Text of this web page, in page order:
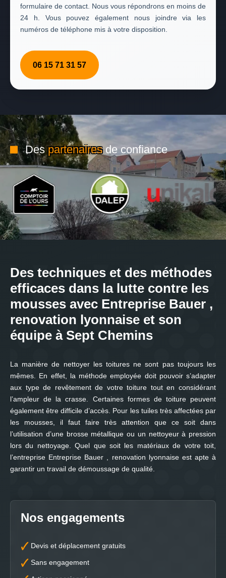
formulaire de contact. Nous vous répondrons en moins de
24 h. Vous pouvez également nous joindre via les
numéros de téléphone mis à votre disposition.
06 15 71 31 57
Despartenairesde confiance
Des techniques et des méthodes
efficaces dans la lutte contre les
mousses avec Entreprise Bauer ,
renovation lyonnaise et son
équipe à Sept Chemins
La manière de nettoyer les toitures ne sont pas toujours les
mêmes. En effet, la méthode employée doit pouvoir s’adapter
aux type de revêtement de votre toiture tout en considérant
l’ampleur de la crasse. Certaines formes de toiture peuvent
également être difficile d’accès. Pour les tuiles très affectées par
les mousses, il faut faire très attention que ce soit dans
l’utilisation d’une brosse métallique ou un nettoyeur à pression
lors du nettoyage. Quel que soit les matériaux de votre toit,
l’entreprise Entreprise Bauer , renovation lyonnaise est apte à
garantir un travail de démoussage de qualité.
Nos engagements
Devis et déplacement gratuits
Sans engagement